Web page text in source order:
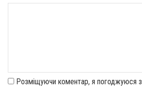
Розміщуючи коментар, я погоджуюся з